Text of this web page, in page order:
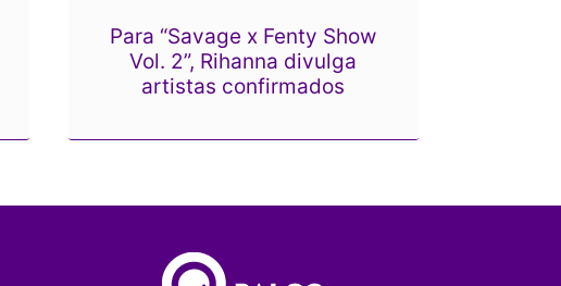
Para “Savage x Fenty Show
Vol. 2”, Rihanna divulga
artistas confirmados